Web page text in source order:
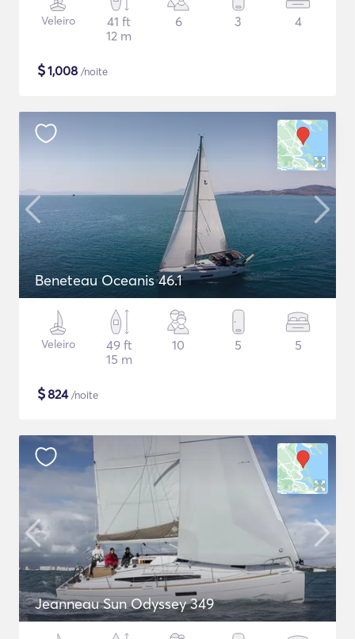
Veleiro
41 ft
12 m
6 3 4
$1,008 /noite
Beneteau Oceanis 46.1
Veleiro
49 ft
15 m
10 5 5
$824/noite
Jeanneau Sun Odyssey 349